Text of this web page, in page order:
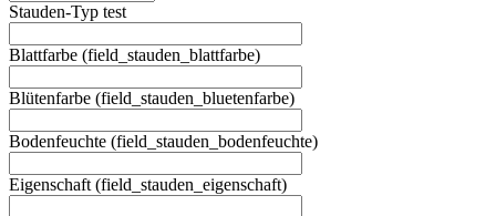
Stauden-Typ test
Blattfarbe (field_stauden_blattfarbe)
Blütenfarbe (field_stauden_bluetenfarbe)
Bodenfeuchte (field_stauden_bodenfeuchte)
Eigenschaft (field_stauden_eigenschaft)